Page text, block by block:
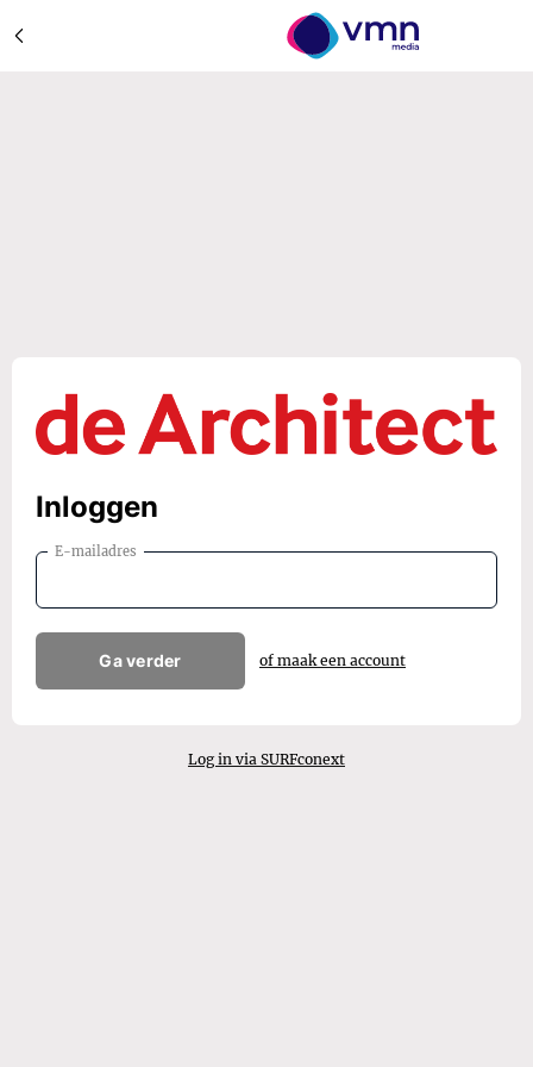
Inloggen
E-mailadres
Ga verder of maak een account
Log in via SURFconext